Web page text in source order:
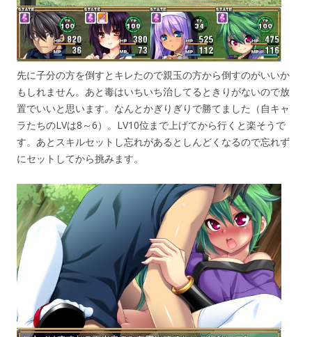
先に子分の方を倒すとキレたので親玉の方から倒すのがいいか
もしれません。あと毒はいちいち治してるときりがないので放
置でいいと思います。なんとかぎりぎりで勝てました（自キャ
ラたちのLVは8～6）。LV10位まで上げてから行くと楽そうで
す。あとスキルセットし忘れがあるとしんどくなるので忘れず
にセットしてから挑みます。